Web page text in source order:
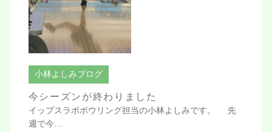
小林よしみブログ
今シーズンが終わりました
イップスラボボウリング担当の小林よしみです。 先
週で今…